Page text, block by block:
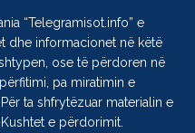
“Telegramisot.info” e
dhe informacionet në këtë
ose të përdoren në
pa miratimin e
Për ta shfrytëzuar materialin e
e përdorimit.